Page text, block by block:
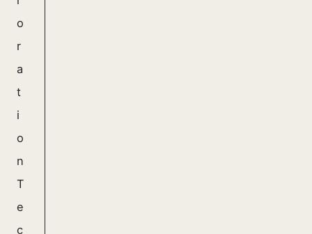
o
r
a
t
i
o
n
T
e
c